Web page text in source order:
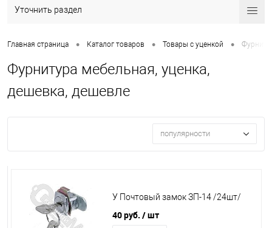
Уточнить раздел
Главная страница • Каталог товаров • Товары с уценкой •
Фурнитура мебельная, уценка,
дешевка, дешевле
популярности
У Почтовый замок ЗП-14 /24шт/
40 руб. / шт